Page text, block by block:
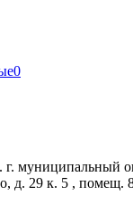
0
г. муниципальный
д. 29 к. 5 , помещ.